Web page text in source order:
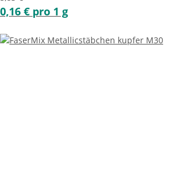
0,16 € pro 1 g